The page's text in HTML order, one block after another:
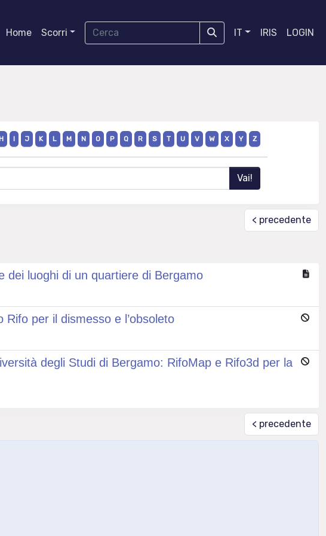
Home Scorri IT IRIS LOGIN
H I J K L M N O P Q R S T U V W X Y Z
< precedente
dei luoghi di un quartiere di Bergamo
per il dismesso e l’obsoleto
degli Studi di Bergamo: RifoMap e Rifo3d per la
< precedente